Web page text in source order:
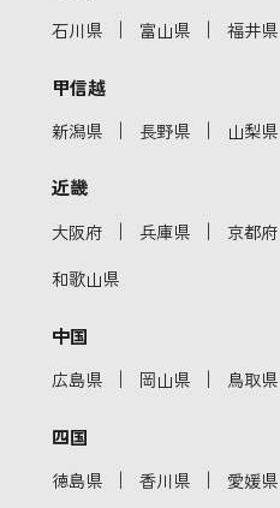
石川県 ｜ 富山県 ｜ 福井県
甲信越
新潟県 ｜ 長野県 ｜ 山梨県
近畿
大阪府 ｜ 兵庫県 ｜ 京都府
和歌山県
中国
広島県 ｜ 岡山県 ｜ 鳥取県
四国
徳島県 ｜ 香川県 ｜ 愛媛県